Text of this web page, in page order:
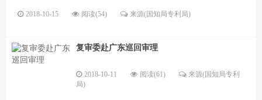
2018-10-15 阅读(54) 来源(国知局专利局)
复审委赴广东巡回审理
2018-10-11 阅读(61)
来源(国知局专利
局)